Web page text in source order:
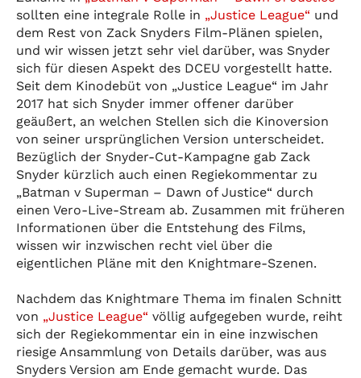
sollten eine integrale Rolle in „Justice League“ und
dem Rest von Zack Snyders Film-Plänen spielen,
und wir wissen jetzt sehr viel darüber, was Snyder
sich für diesen Aspekt des DCEU vorgestellt hatte.
Seit dem Kinodebüt von „Justice League“ im Jahr
2017 hat sich Snyder immer offener darüber
geäußert, an welchen Stellen sich die Kinoversion
von seiner ursprünglichen Version unterscheidet.
Bezüglich der Snyder-Cut-Kampagne gab Zack
Snyder kürzlich auch einen Regiekommentar zu
„Batman v Superman – Dawn of Justice“ durch
einen Vero-Live-Stream ab. Zusammen mit früheren
Informationen über die Entstehung des Films,
wissen wir inzwischen recht viel über die
eigentlichen Pläne mit den Knightmare-Szenen.
Nachdem das Knightmare Thema im finalen Schnitt
von „Justice League“ völlig aufgegeben wurde, reiht
sich der Regiekommentar ein in eine inzwischen
riesige Ansammlung von Details darüber, was aus
Snyders Version am Ende gemacht wurde. Das